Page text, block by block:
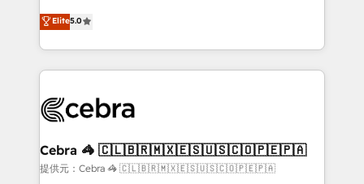
SOC 2 Type II and ISO 27001 certified, reinforcing
our commitment to data security and compliance. At
house team of certified CRM architects, experts,
developers, designers, and marketers handles all
aspects of your HubSpot. ✨ 400+ global clients ✨
100+ seamless migrations from 15+ different CRMs
implementations, and 5,000+ pages ✨ CS: Clients
CS: 245% organic growth & +751% new visitors for a
full-funnel HubSpot project ✨ CS: 415% conversion
Elite5.0
Cebra 🦓 🇨🇱🇧🇷🇲🇽🇪🇸🇺🇸🇨🇴🇵🇪🇵🇦
提供元：Cebra 🦓 🇨🇱🇧🇷🇲🇽🇪🇸🇺🇸🇨🇴🇵🇪🇵🇦